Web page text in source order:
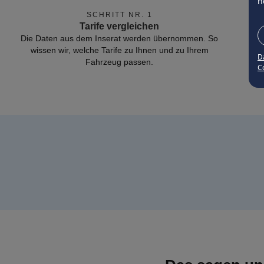
SCHRITT NR. 1
Tarife vergleichen
Die Daten aus dem Inserat werden übernommen. So
wissen wir, welche Tarife zu Ihnen und zu Ihrem
Fahrzeug passen.